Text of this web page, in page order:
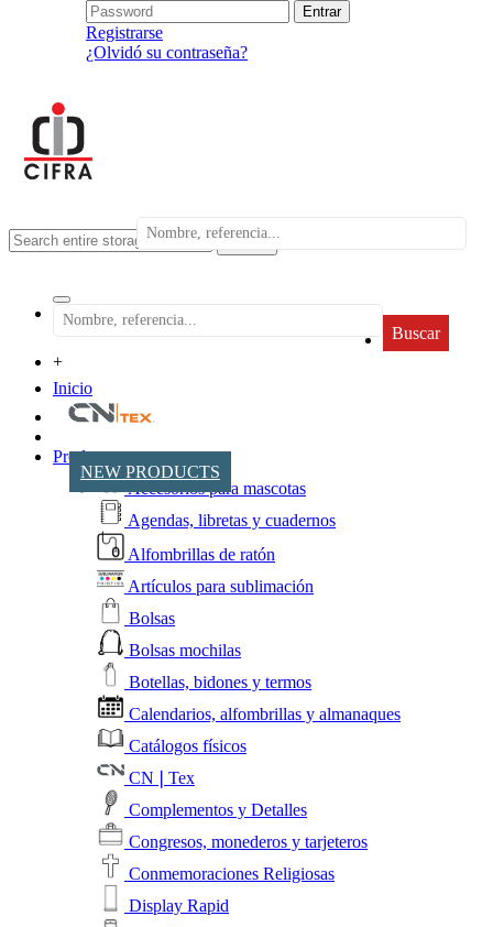
Registrarse
¿Olvidó su contraseña?
search
Buscar
+
Inicio
NEW PRODUCTS
Productos
Accesorios para mascotas
Agendas, libretas y cuadernos
Alfombrillas de ratón
Artículos para sublimación
Bolsas
Bolsas mochilas
Botellas, bidones y termos
Calendarios, alfombrillas y almanaques
Catálogos físicos
CN❘Tex
Complementos y Detalles
Congresos, monederos y tarjeteros
Conmemoraciones Religiosas
Display Rapid